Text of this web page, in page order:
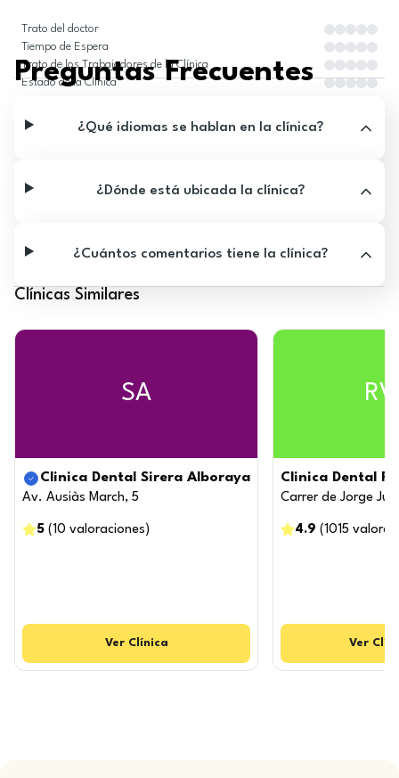
Trato del doctor
Tiempo de Espera
Trato de los Trabajadores de la Clínica
Estado de la Clínica
Preguntas Frecuentes
¿Qué idiomas se hablan en la clínica?
¿Dónde está ubicada la clínica?
¿Cuántos comentarios tiene la clínica?
Clínicas Similares
SA
Clinica Dental Sirera Alboraya
Av. Ausiàs March, 5
5 (10 valoraciones )
Ver Clínica
RV
Clinica Dental
Carrer de Jorge
4.9 (1015
Ver